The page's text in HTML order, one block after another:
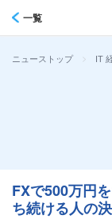
一覧
ニューストップ > IT
FXで500万円
ち続ける人の